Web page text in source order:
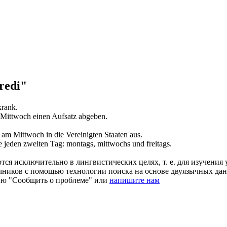
Mittwoch einen Aufsatz abgeben.
Mittwoch in die Vereinigten Staaten aus.
jeden zweiten Tag: montags, mittwochs und freitags.
исключительно в лингвистических целях, т. е. для
с помощью технологии поиска на основе двуязычных
"Сообщить о проблеме" или напишите нам